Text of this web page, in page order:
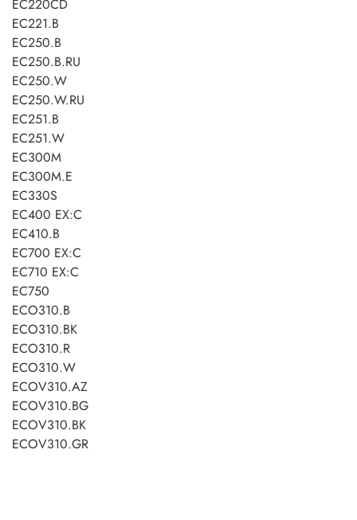
EC220CD
EC221.B
EC250.B
EC250.B.RU
EC250.W
EC250.W.RU
EC251.B
EC251.W
EC300M
EC300M.E
EC330S
EC400 EX:C
EC410.B
EC700 EX:C
EC710 EX:C
EC750
ECO310.B
ECO310.BK
ECO310.R
ECO310.W
ECOV310.AZ
ECOV310.BG
ECOV310.BK
ECOV310.GR